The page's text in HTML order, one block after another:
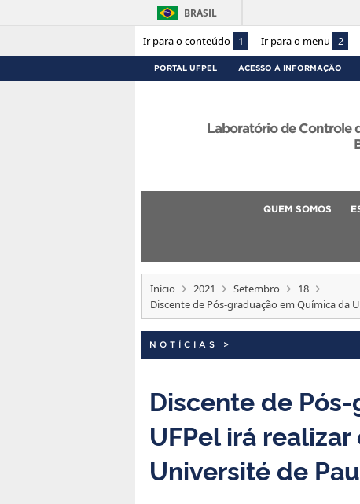
Ir para o conteúdo 1 Ir para o menu 2
BRASIL
PORTAL UFPEL ACESSO À INFORMAÇÃO
Laboratório de Controle
QUEM SOMOS
Início 2021 Setembro
18
Discente de Pós-graduação em Química da
NOTÍCIAS >
Discente de
UFPel irá
Université de